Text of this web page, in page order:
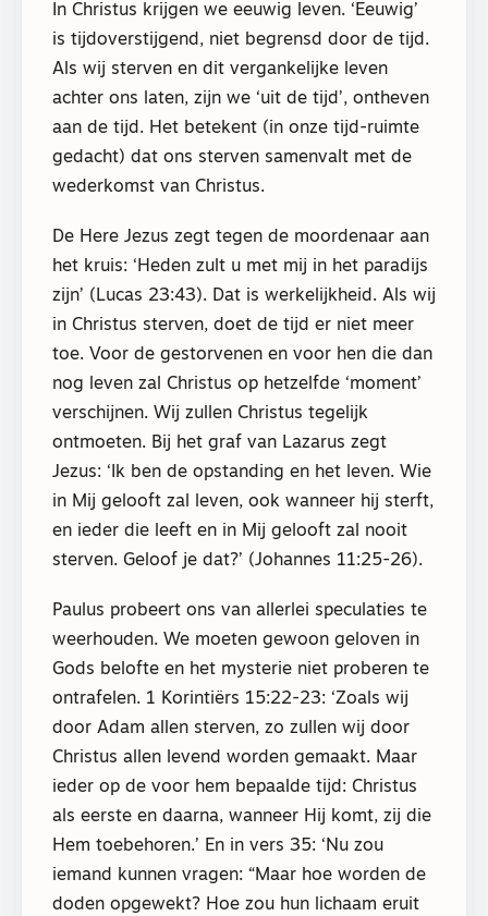
In Christus krijgen we eeuwig leven. ‘Eeuwig’
is tijdoverstijgend, niet begrensd door de tijd.
Als wij sterven en dit vergankelijke leven
achter ons laten, zijn we ‘uit de tijd’, ontheven
aan de tijd. Het betekent (in onze tijd-ruimte
gedacht) dat ons sterven samenvalt met de
wederkomst van Christus.
De Here Jezus zegt tegen de moordenaar aan
het kruis: ‘Heden zult u met mij in het paradijs
zijn’ (Lucas 23:43). Dat is werkelijkheid. Als wij
in Christus sterven, doet de tijd er niet meer
toe. Voor de gestorvenen en voor hen die dan
nog leven zal Christus op hetzelfde ‘moment’
verschijnen. Wij zullen Christus tegelijk
ontmoeten. Bij het graf van Lazarus zegt
Jezus: ‘Ik ben de opstanding en het leven. Wie
in Mij gelooft zal leven, ook wanneer hij sterft,
en ieder die leeft en in Mij gelooft zal nooit
sterven. Geloof je dat?’ (Johannes 11:25-26).
Paulus probeert ons van allerlei speculaties te
weerhouden. We moeten gewoon geloven in
Gods belofte en het mysterie niet proberen te
ontrafelen. 1 Korintiërs 15:22-23: ‘Zoals wij
door Adam allen sterven, zo zullen wij door
Christus allen levend worden gemaakt. Maar
ieder op de voor hem bepaalde tijd: Christus
als eerste en daarna, wanneer Hij komt, zij die
Hem toebehoren.’ En in vers 35: ‘Nu zou
iemand kunnen vragen: “Maar hoe worden de
doden opgewekt? Hoe zou hun lichaam eruit